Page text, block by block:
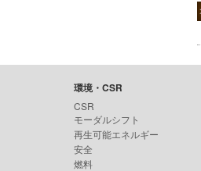
環境・CSR
CSR
モーダルシフト
再生可能エネルギー
安全
燃料